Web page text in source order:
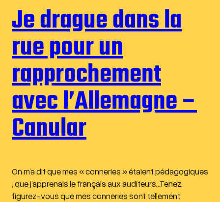
Je drague dans la
rue pour un
rapprochement
avec l’Allemagne –
Canular
On m’a dit que mes « conneries » étaient pédagogiques
, que j’apprenais le français aux auditeurs…Tenez,
figurez-vous que mes conneries sont tellement